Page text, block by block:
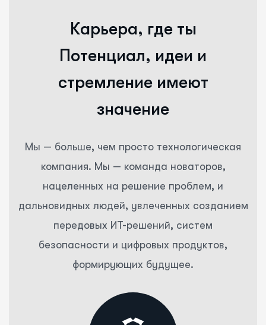
Карьера, где ты
Потенциал, идеи и
стремление имеют
значение
Мы — больше, чем просто технологическая
компания. Мы — команда новаторов,
нацеленных на решение проблем, и
дальновидных людей, увлеченных созданием
передовых ИТ-решений, систем
безопасности и цифровых продуктов,
формирующих будущее.